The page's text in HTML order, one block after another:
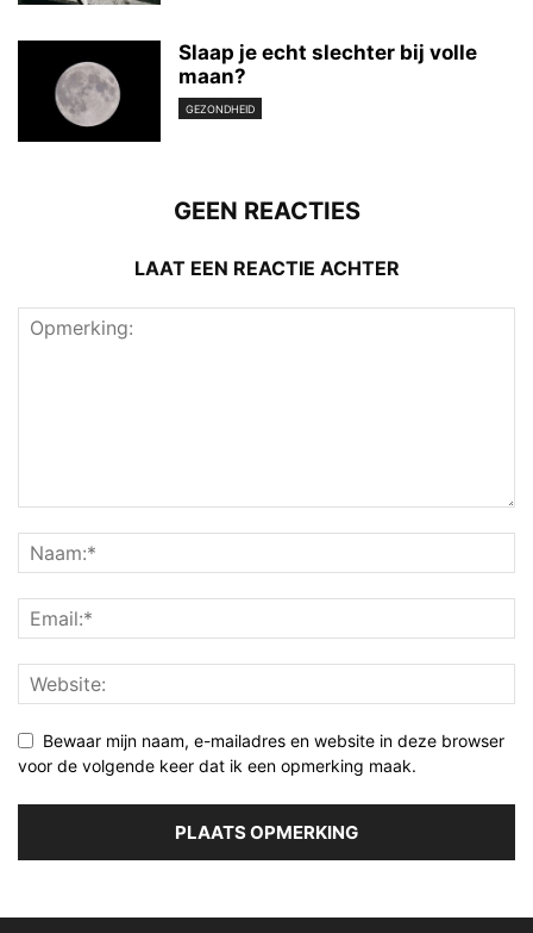
Slaap je echt slechter bij volle
maan?
GEZONDHEID
GEEN REACTIES
LAAT EEN REACTIE ACHTER
Bewaar mijn naam, e-mailadres en website in deze browser
voor de volgende keer dat ik een opmerking maak.